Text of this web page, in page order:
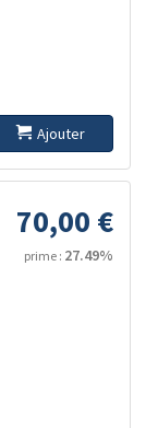
Ajouter
70,00 €
prime : 27.49%